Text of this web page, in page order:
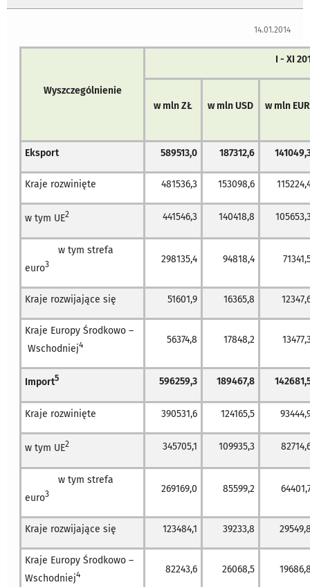
14.01.2014
Wyszczególnienie
I - XI
w mln ZŁ w mln USD w mln EUR
Eksport 589513,0 187312,6
Kraje rozwinięte 481536,3 153098,6
w tym UE2 441546,3 140418,8
w tym strefa
euro3 298135,4 94818,4
Kraje rozwijające się 51601,9 16365,8
Kraje Europy Środkowo –
Wschodniej4 56374,8 17848,2
Import5 596259,3 189467,8
Kraje rozwinięte 390531,6 124165,5
w tym UE2 345705,1 109935,3
w tym strefa
euro3 269169,0 85599,2
Kraje rozwijające się 123484,1 39233,8
Kraje Europy Środkowo –
Wschodniej4 82243,6 26068,5